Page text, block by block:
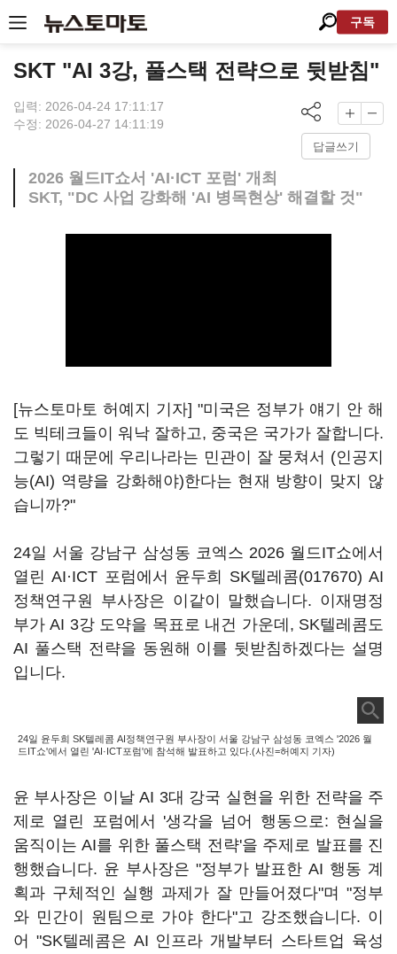
구독
SKT "AI 3강, 풀스택 전략으로 뒷받침"
입력: 2026-04-24 17:11:17
수정: 2026-04-27 14:11:19
답글쓰기
2026 월드IT쇼서 'AI·ICT 포럼' 개최
SKT, "DC 사업 강화해 'AI 병목현상' 해결할 것"
[뉴스토마토 허예지 기자] "미국은 정부가 얘기 안 해
도 빅테크들이 워낙 잘하고, 중국은 국가가 잘합니다.
그렇기 때문에 우리나라는 민관이 잘 뭉쳐서 (인공지
능(AI) 역량을 강화해야)한다는 현재 방향이 맞지 않
습니까?"
24일 서울 강남구 삼성동 코엑스 2026 월드IT쇼에서
열린 AI·ICT 포럼에서 윤두희 SK텔레콤(017670) AI
정책연구원 부사장은 이같이 말했습니다. 이재명정
부가 AI 3강 도약을 목표로 내건 가운데, SK텔레콤도
AI 풀스택 전략을 동원해 이를 뒷받침하겠다는 설명
입니다.
24일 윤두희 SK텔레콤 AI정책연구원 부사장이 서울 강남구 삼성동 코엑스 '2026 월
드IT쇼'에서 열린 'AI·ICT포럼'에 참석해 발표하고 있다.(사진=허예지 기자)
윤 부사장은 이날 AI 3대 강국 실현을 위한 전략을 주
제로 열린 포럼에서 '생각을 넘어 행동으로: 현실을
움직이는 AI를 위한 풀스택 전략'을 주제로 발표를 진
행했습니다. 윤 부사장은 "정부가 발표한 AI 행동 계
획과 구체적인 실행 과제가 잘 만들어졌다"며 "정부
와 민간이 원팀으로 가야 한다"고 강조했습니다. 이
어 "SK텔레콤은 AI 인프라 개발부터 스타트업 육성